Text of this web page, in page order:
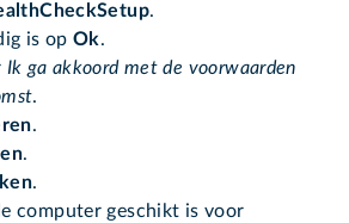
.
is op Ok.
Ik ga akkoord met de voorwaarden
.
.
.
.
computer geschikt is voor